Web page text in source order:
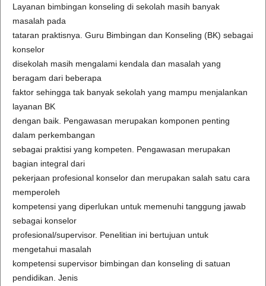
Layanan bimbingan konseling di sekolah masih banyak
masalah pada
tataran praktisnya. Guru Bimbingan dan Konseling (BK) sebagai
konselor
disekolah masih mengalami kendala dan masalah yang
beragam dari beberapa
faktor sehingga tak banyak sekolah yang mampu menjalankan
layanan BK
dengan baik. Pengawasan merupakan komponen penting
dalam perkembangan
sebagai praktisi yang kompeten. Pengawasan merupakan
bagian integral dari
pekerjaan profesional konselor dan merupakan salah satu cara
memperoleh
kompetensi yang diperlukan untuk memenuhi tanggung jawab
sebagai konselor
profesional/supervisor. Penelitian ini bertujuan untuk
mengetahui masalah
kompetensi supervisor bimbingan dan konseling di satuan
pendidikan. Jenis